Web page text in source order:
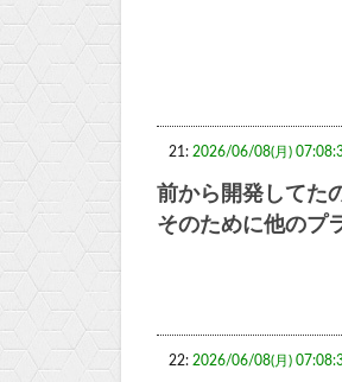
21: 2026/06/08(月)
前から開発してた
そのために他のプ
22: 2026/06/08(月)